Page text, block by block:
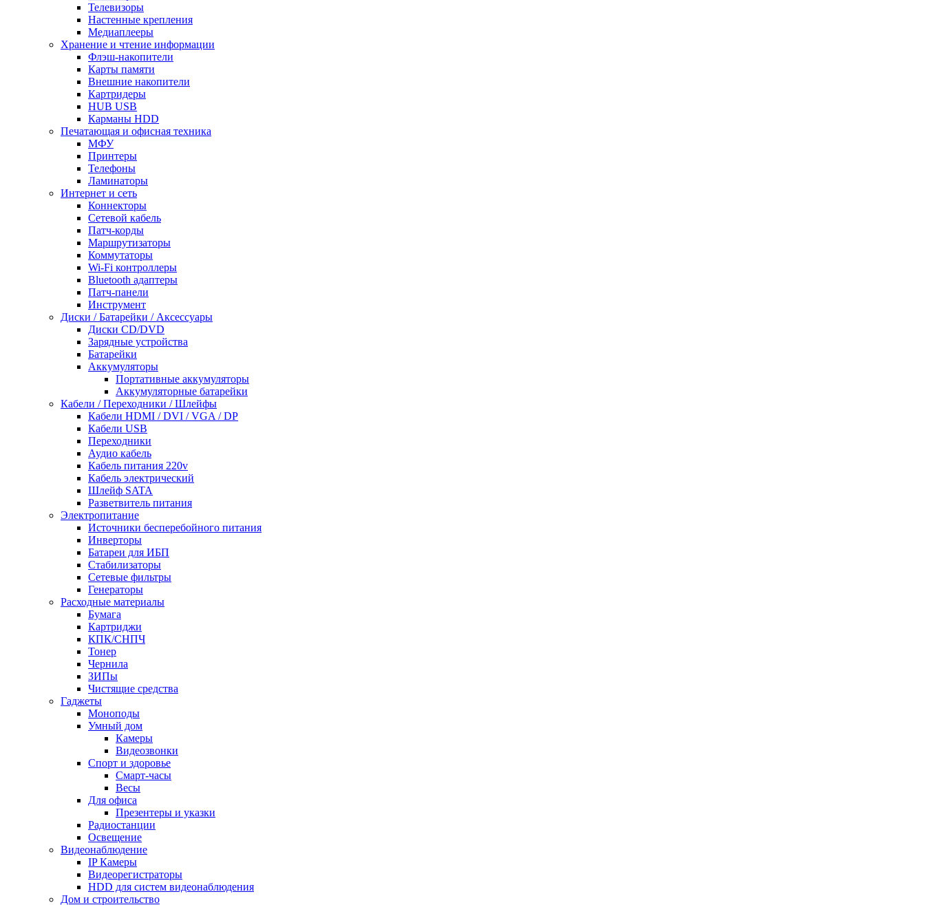
Телевизоры
Настенные крепления
Медиаплееры
Хранение и чтение информации
Флэш-накопители
Карты памяти
Внешние накопители
Картридеры
HUB USB
Карманы HDD
Печатающая и офисная техника
МФУ
Принтеры
Телефоны
Ламинаторы
Интернет и сеть
Коннекторы
Сетевой кабель
Патч-корды
Маршрутизаторы
Коммутаторы
Wi-Fi контроллеры
Bluetooth адаптеры
Патч-панели
Инструмент
Диски / Батарейки / Аксессуары
Диски CD/DVD
Зарядные устройства
Батарейки
Аккумуляторы
Портативные аккумуляторы
Аккумуляторные батарейки
Кабели / Переходники / Шлейфы
Кабели HDMI / DVI / VGA / DP
Кабели USB
Переходники
Аудио кабель
Кабель питания 220v
Кабель электрический
Шлейф SATA
Разветвитель питания
Электропитание
Источники бесперебойного питания
Инверторы
Батареи для ИБП
Стабилизаторы
Сетевые фильтры
Генераторы
Расходные материалы
Бумага
Картриджи
КПК/СНПЧ
Тонер
Чернила
ЗИПы
Чистящие средства
Гаджеты
Моноподы
Умный дом
Камеры
Видеозвонки
Спорт и здоровье
Смарт-часы
Весы
Для офиса
Презентеры и указки
Радиостанции
Освещение
Видеонаблюдение
IP Камеры
Видеорегистраторы
HDD для систем видеонаблюдения
Дом и строительство